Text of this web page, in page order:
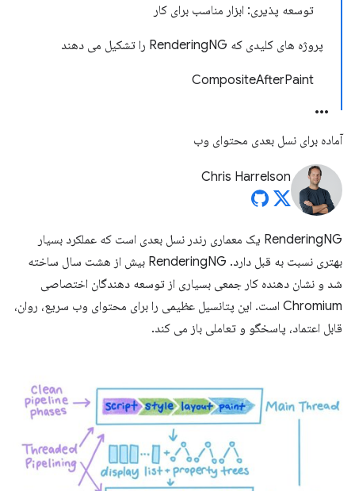
توسعه پذیری: ابزار مناسب برای کار
پروژه های کلیدی که RenderingNG را تشکیل می دهند
CompositeAfterPaint
آماده برای نسل بعدی محتوای وب
Chris Harrelson
RenderingNG یک معماری رندر نسل بعدی است که عملکرد بسیار
بهتری نسبت به قبل دارد. RenderingNG بیش از هشت سال ساخته
شد و نشان دهنده کار جمعی بسیاری از توسعه دهندگان اختصاصی
Chromium است. این پتانسیل عظیمی را برای محتوای وب سریع، روان،
قابل اعتماد، پاسخگو و تعاملی باز می کند.